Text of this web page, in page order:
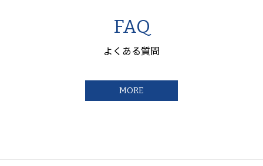
FAQ
よくある質問
MORE